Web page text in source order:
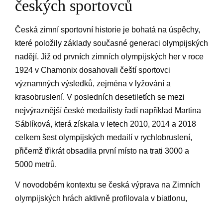
českých sportovců
Česká zimní⁣ sportovní ​historie ‌je bohatá na ⁢úspěchy,
které​ položily základy současné generaci olympijských
nadějí. Již od⁤ prvních zimních olympijských her v roce
1924 v Chamonix ​dosahovali čeští sportovci
‌významných výsledků, zejména v lyžování ⁢a
krasobruslení. V posledních ⁣desetiletích se mezi​
nejvýraznější české‍ medailisty řadí například ⁣Martina
Sáblíková, ‌která získala v ⁣letech 2010, 2014 ⁣a 2018
‍celkem šest‌ olympijských medailí v ⁣rychlobruslení,
přičemž třikrát obsadila první místo na⁢ trati 3000‌ a
5000 metrů.
V⁢ novodobém kontextu se⁤ česká výprava na Zimních
olympijských ⁤hrách aktivně profilovala v biatlonu,‌